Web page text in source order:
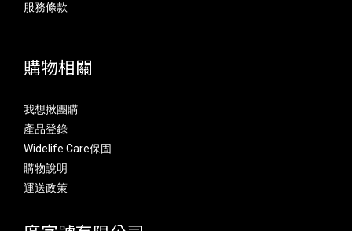
服務條款
購物相關
我想揪團購
產品登錄
Widelife Care保固
購物說明
運送政策